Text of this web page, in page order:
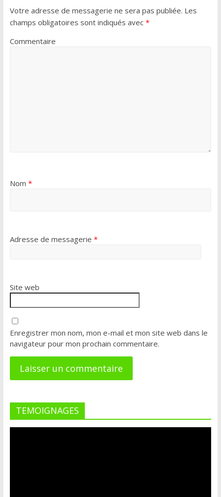
Votre adresse de messagerie ne sera pas publiée. Les
champs obligatoires sont indiqués avec *
Commentaire
Nom *
Adresse de messagerie *
Site web
Enregistrer mon nom, mon e-mail et mon site web dans le
navigateur pour mon prochain commentaire.
TEMOIGNAGES